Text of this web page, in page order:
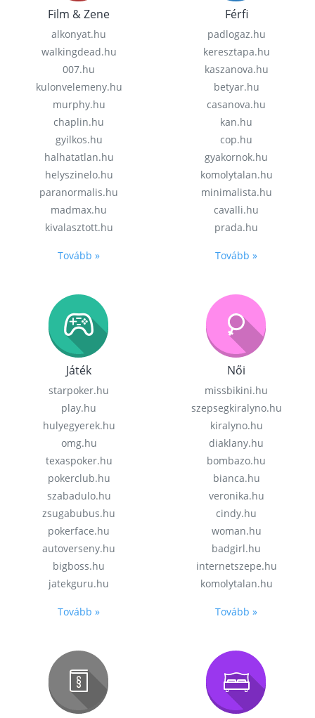
Film & Zene
alkonyat.hu
walkingdead.hu
007.hu
kulonvelemeny.hu
murphy.hu
chaplin.hu
gyilkos.hu
halhatatlan.hu
helyszinelo.hu
paranormalis.hu
madmax.hu
kivalasztott.hu
Tovább »
Férfi
padlogaz.hu
keresztapa.hu
kaszanova.hu
betyar.hu
casanova.hu
kan.hu
cop.hu
gyakornok.hu
komolytalan.hu
minimalista.hu
cavalli.hu
prada.hu
Tovább »
Játék
starpoker.hu
play.hu
hulyegyerek.hu
omg.hu
texaspoker.hu
pokerclub.hu
szabadulo.hu
zsugabubus.hu
pokerface.hu
autoverseny.hu
bigboss.hu
jatekguru.hu
Tovább »
Női
missbikini.hu
szepsegkiralyno.hu
kiralyno.hu
diaklany.hu
bombazo.hu
bianca.hu
veronika.hu
cindy.hu
woman.hu
badgirl.hu
internetszepe.hu
komolytalan.hu
Tovább »